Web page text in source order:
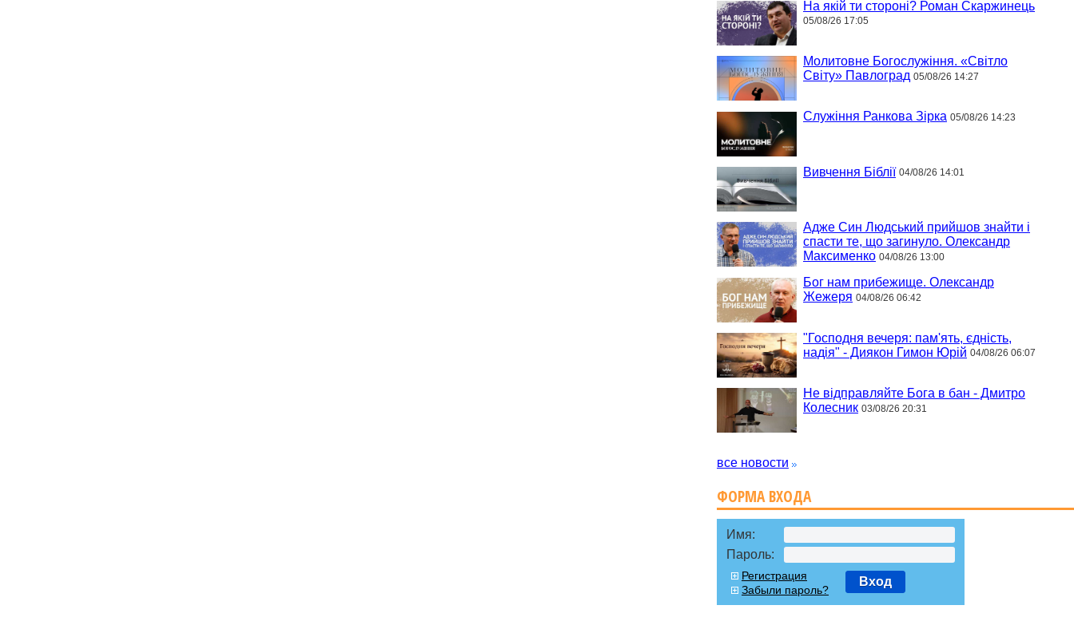
На якій ти стороні? Роман Скаржинець
05/08/26 17:05
Молитовне Богослужіння. «Світло
Світу» Павлоград 05/08/26 14:27
Служіння Ранкова Зірка 05/08/26 14:23
Вивчення Біблії 04/08/26 14:01
Адже Син Людський прийшов знайти і
спасти те, що загинуло. Олександр
Максименко 04/08/26 13:00
Бог нам прибежище. Олександр
Жежеря 04/08/26 06:42
"Господня вечеря: пам'ять, єдність,
надія" - Диякон Гимон Юрій 04/08/26 06:07
Не відправляйте Бога в бан - Дмитро
Колесник 03/08/26 20:31
все новости
ФОРМА ВХОДА
Имя:
Пароль:
Регистрация
Забыли пароль?
Вход